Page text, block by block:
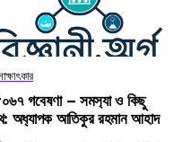
গবেষণা – সমস‍্যা ও কিছু
অধ‍্যাপক আতিকুর রহমান আহাদ